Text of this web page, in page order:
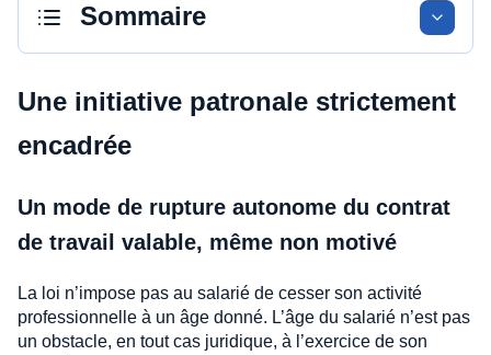
Sommaire
Une initiative patronale strictement
encadrée
Un mode de rupture autonome du contrat
de travail valable, même non motivé
La loi n’impose pas au salarié de cesser son activité
professionnelle à un âge donné. L’âge du salarié n’est pas
un obstacle, en tout cas juridique, à l’exercice de son